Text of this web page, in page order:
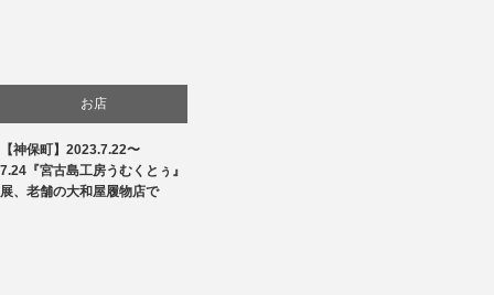
お店
商品紹介
【神保町】2023.7.22〜
7.24『宮古島工房うむくとぅ』
展、老舗の大和屋履物店で